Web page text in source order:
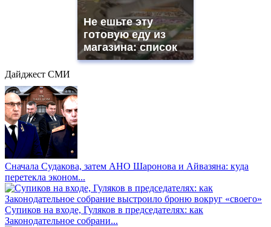
Не ешьте эту
готовую еду из
магазина: список
Дайджест СМИ
Сначала Судакова, затем АНО Шаронова и Айвазяна: куда
перетекла эконом...
Супиков на входе, Гуляков в председателях: как
Законодательное собрани...